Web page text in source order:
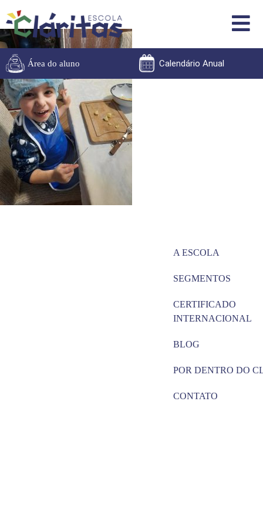
Área do aluno Calendário Anual
A ESCOLA
SEGMENTOS
CERTIFICADO
INTERNACIONAL
BLOG
POR DENTRO DO
CONTATO